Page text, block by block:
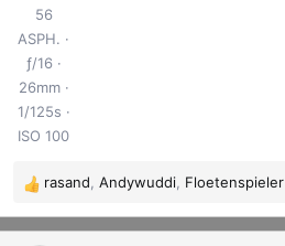
56
ASPH.
ƒ/16
26mm
1/125s
ISO 100
R
e
a
rasand Andywuddi Floetenspieler